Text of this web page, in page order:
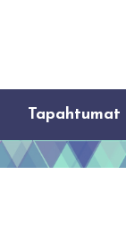
Tapahtumat